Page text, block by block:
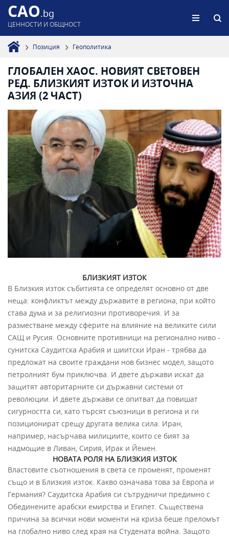
CAO.bg
ЦЕННОСТИ И ОБЩНОСТ
Позиция Геополитика
ГЛОБАЛЕН ХАОС. НОВИЯТ СВЕТОВЕН
РЕД. БЛИЗКИЯТ ИЗТОК И ИЗТОЧНА
АЗИЯ (2 ЧАСТ)
БЛИЗКИЯТ ИЗТОК
В Близкия изток събитията се определят основно от две
неща: конфликтът между държавите в региона, при който
става дума и за религиозни противоречия. И за
разместване между сферите на влияние на великите сили
САЩ и Русия. Основните противници на регионално ниво -
сунитска Саудитска Арабия и шиитски Иран - трябва да
предложат на своите граждани нов бизнес модел, защото
петролният бум приключва. И двете държави искат да
защитят авторитарните си държавни системи от
революции. И двете държави се опитват да повишат
сигурността си, като търсят съюзници в региона и ги
позиционират срещу другата велика сила. Иран,
например, насърчава милициите, които се бият за
надмощие в Ливан, Сирия, Ирак и Йемен.
НОВАТА РОЛЯ НА БЛИЗКИЯ ИЗТОК
Властовите съотношения в света се променят, променят
също и в Близкия изток. Какво означава това за Европа и
Германия? Саудитска Арабия си сътрудничи предимно с
Обединените арабски емирства и Египет. Съществена
причина за всички нови моменти на криза беше преломът
на глобално ниво след края на Студената война. Защото